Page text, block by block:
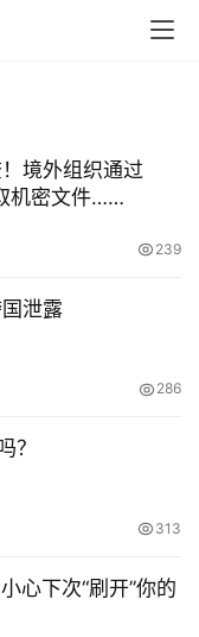
境外组织通过
机密文件……
239
泄露
286
？
313
心下次“刷开”你的